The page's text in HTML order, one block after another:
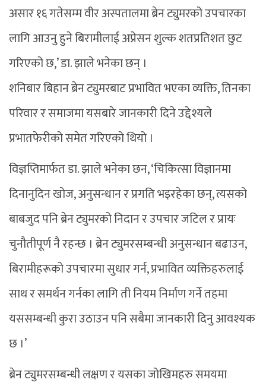
असार १६ गतेसम्म वीर अस्पतालमा ब्रेन ट्युमरको उपचारका
लागि आउनु हुने बिरामीलाई अप्रेसन शुल्क शतप्रतिशत छुट
गरिएको छ,’ डा. झाले भनेका छन् ।
शनिबार बिहान ब्रेन ट्युमरबाट प्रभावित भएका व्यक्ति, तिनका
परिवार र समाजमा यसबारे जानकारी दिने उद्देश्यले
प्रभातफेरीको समेत गरिएको थियो ।
विज्ञप्तिमार्फत डा. झाले भनेका छन, ‘चिकित्सा विज्ञानमा
दिनानुदिन खोज, अनुसन्धान र प्रगति भइरहेका छन्, त्यसको
बाबजुद पनि ब्रेन ट्युमरको निदान र उपचार जटिल र प्रायः
चुनौतीपूर्ण नै रहन्छ । ब्रेन ट्युमरसम्बन्धी अनुसन्धान बढाउन,
बिरामीहरूको उपचारमा सुधार गर्न, प्रभावित व्यक्तिहरुलाई
साथ र समर्थन गर्नका लागि ती नियम निर्माण गर्ने तहमा
यससम्बन्धी कुरा उठाउन पनि सबैमा जानकारी दिनु आवश्यक
छ ।’
ब्रेन ट्युमरसम्बन्धी लक्षण र यसका जोखिमहरु समयमा